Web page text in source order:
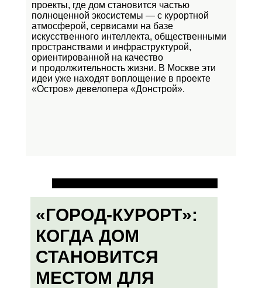
проекты, где дом становится частью
полноценной экосистемы — с курортной
атмосферой, сервисами на базе
искусственного интеллекта, общественными
пространствами и инфраструктурой,
ориентированной на качество
и продолжительность жизни. В Москве эти
идеи уже находят воплощение в проекте
«Остров» девелопера «Донстрой».
«ГОРОД-КУРОРТ»:
КОГДА ДОМ
СТАНОВИТСЯ
МЕСТОМ ДЛЯ